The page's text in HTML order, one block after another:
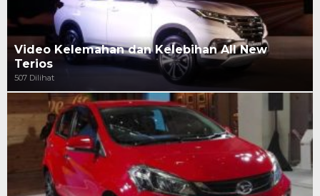
Video Kelemahan dan Kelebihan All New
Terios
507 Dilihat